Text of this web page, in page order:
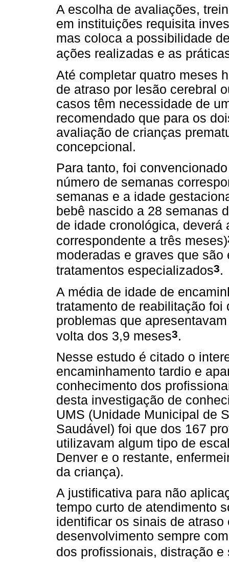
A escolha de avaliações,
em instituições requisita
mas coloca a possibilidade
ações realizadas e as
Até completar quatro meses
de atraso por lesão cerebral
casos têm necessidade de
recomendado que para os
avaliação de crianças
concepcional.
Para tanto, foi
número de semanas
semanas e a idade
bebê nascido a 28 semanas
de idade cronológica,
correspondente a três meses)
moderadas e graves que
tratamentos especializados3.
A média de idade de
tratamento de reabilitação foi
problemas que
volta dos 3,9 meses3.
Nesse estudo é citado o
encaminhamento tardio e
conhecimento dos
desta investigação de
UMS (Unidade Municipal de
Saudável) foi que dos 167
utilizavam algum tipo de
Denver e o restante,
da criança).
A justificativa para não
tempo curto de atendimento
identificar os sinais de
desenvolvimento sempre
dos profissionais, distração